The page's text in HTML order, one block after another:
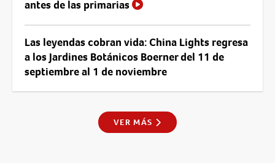
antes de las primarias
Las leyendas cobran vida: China Lights regresa
a los Jardines Botánicos Boerner del 11 de
septiembre al 1 de noviembre
VER MÁS